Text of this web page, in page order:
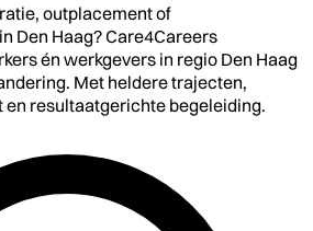
outplacement of
Den Haag? Care4Careers
én werkgevers in regio Den Haag
Met heldere trajecten,
en resultaatgerichte begeleiding.